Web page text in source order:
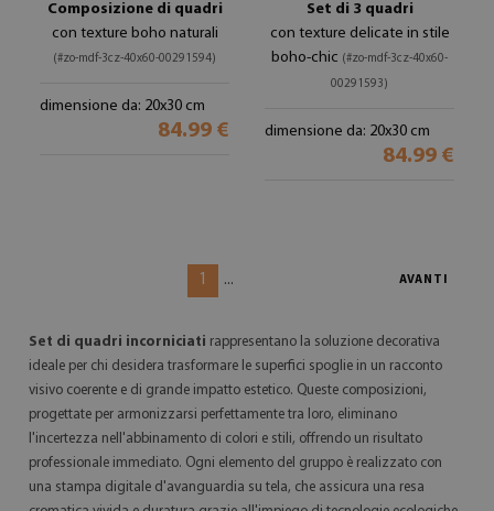
Composizione di quadri
con texture boho naturali
(#zo-mdf-3cz-40x60-00291594)
dimensione da: 20x30 cm
84.99 €
Set di 3 quadri
con texture delicate in stile
boho-chic (#zo-mdf-3cz-40x60-
00291593)
dimensione da: 20x30 cm
84.99 €
1 ... AVANTI
Set di quadri incorniciati rappresentano la soluzione decorativa
ideale per chi desidera trasformare le superfici spoglie in un racconto
visivo coerente e di grande impatto estetico. Queste composizioni,
progettate per armonizzarsi perfettamente tra loro, eliminano
l'incertezza nell'abbinamento di colori e stili, offrendo un risultato
professionale immediato. Ogni elemento del gruppo è realizzato con
una stampa digitale d'avanguardia su tela, che assicura una resa